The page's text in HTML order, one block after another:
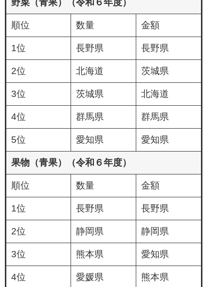
野菜（青果）（令和６年度）
順位 数量 金額
1位 長野県 長野県
2位 北海道 茨城県
3位 茨城県 北海道
4位 群馬県 群馬県
5位 愛知県 愛知県
果物（青果）（令和６年度）
順位 数量 金額
1位 長野県 長野県
2位 静岡県 静岡県
3位 熊本県 愛知県
4位 愛媛県 熊本県